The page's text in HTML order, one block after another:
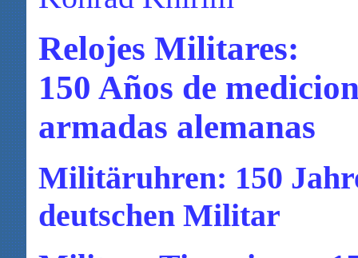
Relojes Militares:
150 Años de
armadas alemanas
Militäruhren: 150
deutschen Militar